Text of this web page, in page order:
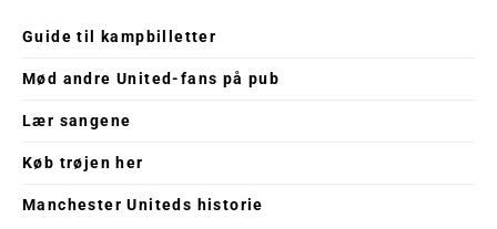
Guide til kampbilletter
Mød andre United-fans på pub
Lær sangene
Køb trøjen her
Manchester Uniteds historie